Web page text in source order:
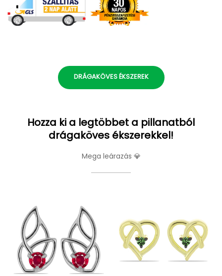
DRÁGAKÖVES ÉKSZEREK
Hozza ki a legtöbbet a pillanatból
drágaköves ékszerekkel!
Mega leárazás 💎